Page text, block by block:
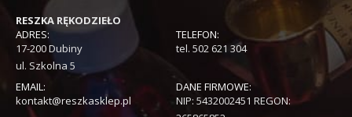
RESZKA RĘKODZIEŁO
ADRES:
17-200 Dubiny
ul. Szkolna 5
TELEFON:
tel. 502 621 304
EMAIL:
kontakt@reszkasklep.pl
DANE FIRMOWE:
NIP: 5432002451 REGON: